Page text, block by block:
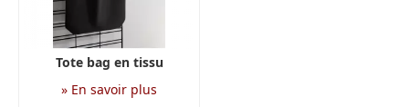
Tote bag en tissu
imperméable
» En savoir plus